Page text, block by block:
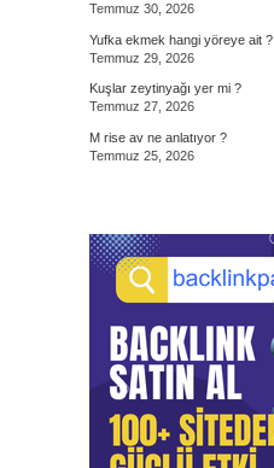
Temmuz 30, 2026
Yufka ekmek hangi yöreye ait ?
Temmuz 29, 2026
Kuşlar zeytinyağı yer mi ?
Temmuz 27, 2026
M rise av ne anlatıyor ?
Temmuz 25, 2026